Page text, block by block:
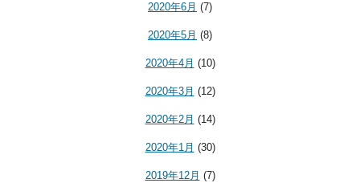
2020年6月 (7)
2020年5月 (8)
2020年4月 (10)
2020年3月 (12)
2020年2月 (14)
2020年1月 (30)
2019年12月 (7)